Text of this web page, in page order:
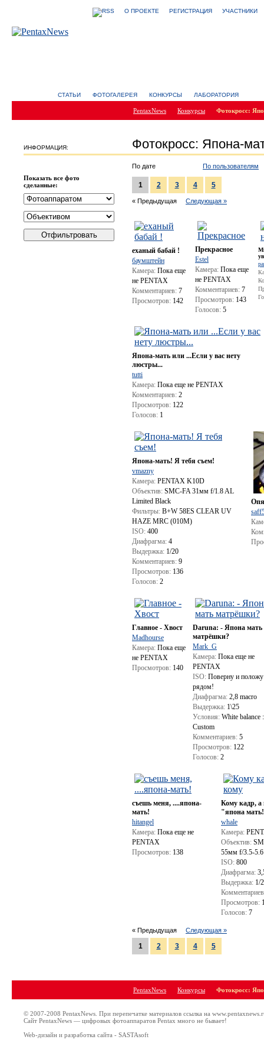
О ПРОЕКТЕ РЕГИСТРАЦИЯ УЧАСТНИКИ
СТАТЬИ ФОТОГАЛЕРЕЯ КОНКУРСЫ ЛАБОРАТОРИЯ
PentaxNews Конкурсы Фотокросс:
ИНФОРМАЦИЯ: Фотокросс: Япона-
Показать все фото
сделанные:
По дате По пользователям
1 2 3 4 5
« Предыдущая Следующая »
еханый бабай !
баумштейн
Камера: Пока еще
не PENTAX
Комментариев: 7
Просмотров: 142
Прекрасное
Estel
Камера: Пока еще
не PENTAX
Комментариев: 7
Просмотров: 143
Голосов: 5
Япона-мать или ...Если у вас нету
люстры...
tutti
Камера: Пока еще не PENTAX
Комментариев: 2
Просмотров: 122
Голосов: 1
Япона-мать! Я тебя съем!
vmazny
Камера: PENTAX K10D
Объектив: SMC-FA 31мм f/1.8 AL
Limited Black
Фильтры: B+W 58ES CLEAR UV
HAZE MRC (010M)
ISO: 400
Диафрагма: 4
Выдержка: 1/20
Комментариев: 9
Просмотров: 136
Голосов: 2
Главное - Хвост
Madhourse
Камера: Пока еще
не PENTAX
Просмотров: 140
Daruna: - Япона мать
матрёшки?
Mark_G
Камера: Пока еще не
PENTAX
ISO: Поверну и положу
рядом!
Диафрагма: 2,8 macro
Выдержка: 1\25
Условия: White balance :
Custom
Комментариев: 5
Просмотров: 122
Голосов: 2
съешь меня, ....япона-
мать!
hitangel
Камера: Пока еще не
PENTAX
Просмотров: 138
Кому кадр, а
"япона
whale
Камера:
Объектив:
55мм f/3.5-5.6
ISO: 800
Диафрагма:
Выдержка: 1/
Просмотров:
Голосов: 7
« Предыдущая Следующая »
1 2 3 4 5
PentaxNews Конкурсы Фотокросс:
© 2007-2008 PentaxNews. При перепечатке материалов ссылка на
Сайт PentaxNews — цифровых фотоаппаратов Pentax много не бывает!
Web-дизайн и разработка сайта - SASTAsoft